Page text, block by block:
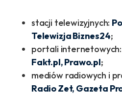
stacji telewizyjnych:
Telewizja Biznes24;
portali internetowych:
Fakt.pl, Prawo.pl;
mediów radiowych i
Radio Zet, Gazeta